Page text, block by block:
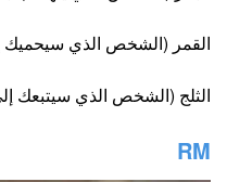
القمر (الشخص الذي سيحميك
الثلج (الشخص الذي سيتبعك إلى
RM